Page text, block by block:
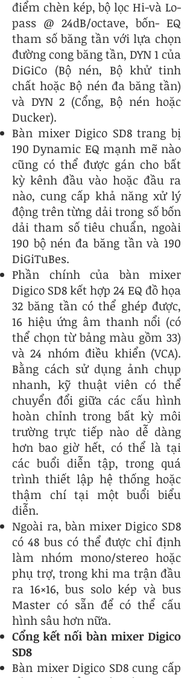
điểm chèn kép, bộ lọc Hi-và Lo-
pass @ 24dB/octave, bốn- EQ
tham số băng tần với lựa chọn
đường cong băng tần, DYN 1 của
DiGiCo (Bộ nén, Bộ khử tinh
chất hoặc Bộ nén đa băng tần)
và DYN 2 (Cổng, Bộ nén hoặc
Ducker).
Bàn mixer Digico SD8 trang bị
190 Dynamic EQ mạnh mẽ nào
cũng có thể được gán cho bất
kỳ kênh đầu vào hoặc đầu ra
nào, cung cấp khả năng xử lý
động trên từng dải trong số bốn
dải tham số tiêu chuẩn, ngoài
190 bộ nén đa băng tần và 190
DiGiTuBes.
Phần chính của bàn mixer
Digico SD8 kết hợp 24 EQ đồ họa
32 băng tần có thể ghép được,
16 hiệu ứng âm thanh nổi (có
thể chọn từ bảng màu gồm 33)
và 24 nhóm điều khiển (VCA).
Bằng cách sử dụng ảnh chụp
nhanh, kỹ thuật viên có thể
chuyển đổi giữa các cấu hình
hoàn chỉnh trong bất kỳ môi
trường trực tiếp nào dễ dàng
hơn bao giờ hết, có thể là tại
các buổi diễn tập, trong quá
trình thiết lập hệ thống hoặc
thậm chí tại một buổi biểu
diễn.
Ngoài ra, bàn mixer Digico SD8
có 48 bus có thể được chỉ định
làm nhóm mono/stereo hoặc
phụ trợ, trong khi ma trận đầu
ra 16×16, bus solo kép và bus
Master có sẵn để có thể cấu
hình sâu hơn nữa.
Cổng kết nối bàn mixer Digico
SD8
Bàn mixer Digico SD8 cung cấp